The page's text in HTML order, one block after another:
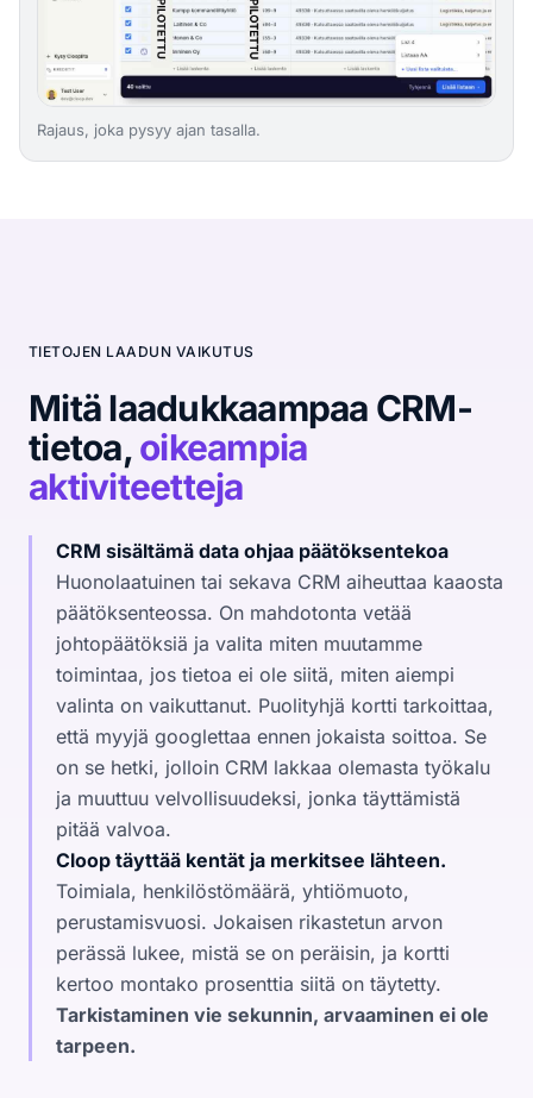
Rajaus, joka pysyy ajan tasalla.
TIETOJEN LAADUN VAIKUTUS
Mitä laadukkaampaa CRM-
tietoa,oikeampia
aktiviteetteja
CRM sisältämä data ohjaa päätöksentekoa
Huonolaatuinen tai sekava CRM aiheuttaa kaaosta
päätöksenteossa. On mahdotonta vetää
johtopäätöksiä ja valita miten muutamme
toimintaa, jos tietoa ei ole siitä, miten aiempi
valinta on vaikuttanut. Puolityhjä kortti tarkoittaa,
että myyjä googlettaa ennen jokaista soittoa. Se
on se hetki, jolloin CRM lakkaa olemasta työkalu
ja muuttuu velvollisuudeksi, jonka täyttämistä
pitää valvoa.
Cloop täyttää kentät ja merkitsee lähteen.
Toimiala, henkilöstömäärä, yhtiömuoto,
perustamisvuosi. Jokaisen rikastetun arvon
perässä lukee, mistä se on peräisin, ja kortti
kertoo montako prosenttia siitä on täytetty.
Tarkistaminen vie sekunnin, arvaaminen ei ole
tarpeen.